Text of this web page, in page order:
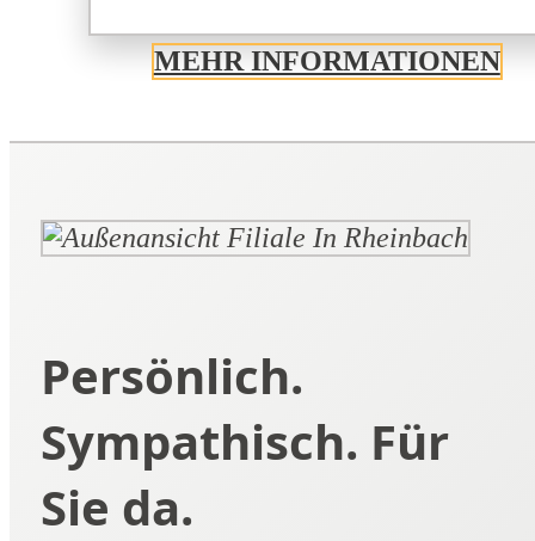
MEHR INFORMATIONEN
Persönlich.
Sympathisch. Für
Sie da.